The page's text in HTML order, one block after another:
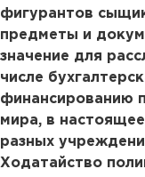
фигурантов
предметы и
значение для
числе
финансированию
мира, в
разных
Ходатайство